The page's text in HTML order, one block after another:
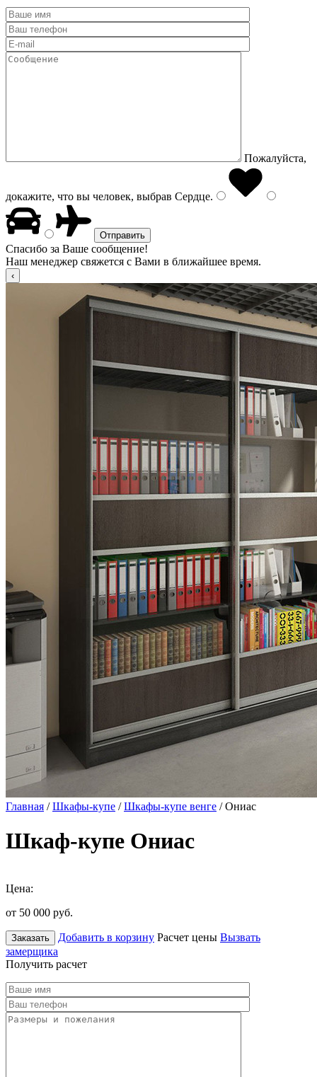
Пожалуйста,
докажите, что вы человек, выбрав Сердце.
Спасибо за Ваше сообщение!
Наш менеджер свяжется с Вами в ближайшее время.
Главная /Шкафы-купе /Шкафы-купе венге / Ониас
Шкаф-купе Ониас
Цена:
от 50 000 руб.
Заказать Добавить в корзину Расчет цены Вызвать
замерщика
Получить расчет